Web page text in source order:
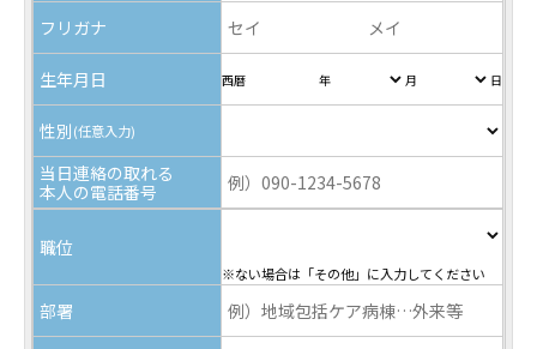
フリガナ
生年月日 西暦 年 月 日
性別(任意入力)
当日連絡の取れる
本人の電話番号
職位
※ない場合は「その他」に入力してください
部署